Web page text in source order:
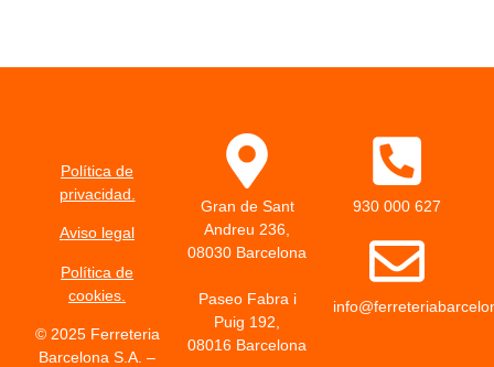
Política de
privacidad.
Aviso legal
Política de
cookies.
© 2025 Ferreteria
Barcelona S.A. –
Gran de Sant
Andreu 236,
08030 Barcelona
Paseo Fabra i
Puig 192,
08016 Barcelona
930 000 627